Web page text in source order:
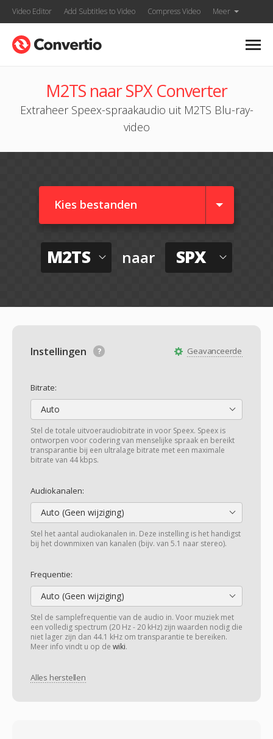
Video Editor Add Subtitles to Video Compress Video Meer
M2TS naar SPX Converter
Extraheer Speex-spraakaudio uit M2TS Blu-ray-
video
Kies bestanden
M2TS naar SPX
Geavanceerde
Instellingen
Bitrate:
Auto
Stel de totale uitvoeraudiobitrate in voor Speex. Speex is
ontworpen voor codering van menselijke spraak en bereikt
transparantie bij een ultralage bitrate met een maximale
bitrate van 44 kbps.
Audiokanalen:
Auto (Geen wijziging)
Stel het aantal audiokanalen in. Deze instelling is het handigst
bij het downmixen van kanalen (bijv. van 5.1 naar stereo).
Frequentie:
Auto (Geen wijziging)
Stel de samplefrequentie van de audio in. Voor muziek met
een volledig spectrum (20 Hz - 20 kHz) zijn waarden nodig die
niet lager zijn dan 44.1 kHz om transparantie te bereiken.
Meer info vindt u op de wiki.
Alles herstellen